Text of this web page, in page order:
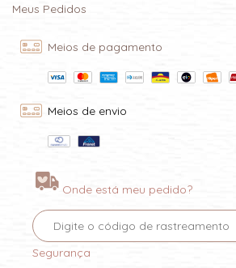
Meus Pedidos
Meios de pagamento
Meios de envio
Onde está meu pedido?
Segurança